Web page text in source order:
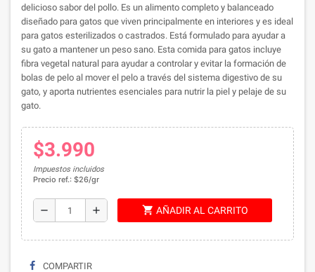
delicioso sabor del pollo. Es un alimento completo y balanceado
diseñado para gatos que viven principalmente en interiores y es ideal
para gatos esterilizados o castrados. Está formulado para ayudar a
su gato a mantener un peso sano. Esta comida para gatos incluye
fibra vegetal natural para ayudar a controlar y evitar la formación de
bolas de pelo al mover el pelo a través del sistema digestivo de su
gato, y aporta nutrientes esenciales para nutrir la piel y pelaje de su
gato.
$3.990
Impuestos incluidos
Precio ref.: $26/gr
remove add shopping_cart AÑADIR AL CARRITO
COMPARTIR